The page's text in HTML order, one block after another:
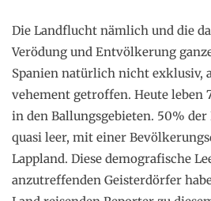
Die Landflucht nämlich und die
Verödung und Entvölkerung
Spanien natürlich nicht exklusiv,
vehement getroffen. Heute leben
in den Ballungsgebieten. 50% der
quasi leer, mit einer
Lappland. Diese demografische
anzutreffenden Geisterdörfer